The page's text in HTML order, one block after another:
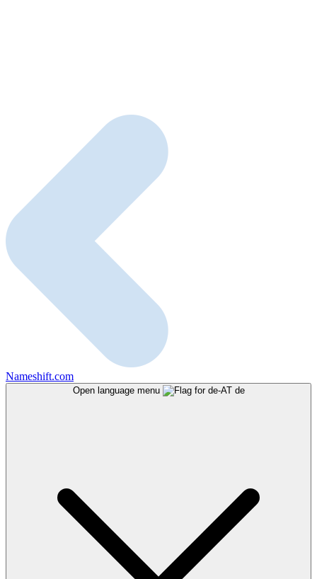
Nameshift.com
Open language menu de